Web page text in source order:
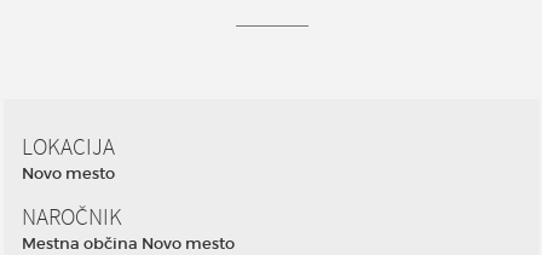
LOKACIJA
Novo mesto
NAROČNIK
Mestna občina Novo mesto